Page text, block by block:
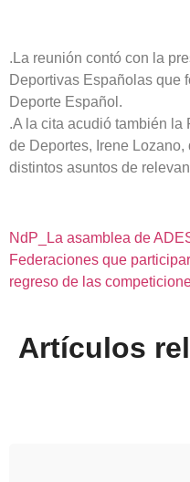
.La reunión contó con la
Deportivas Españolas que
Deporte Español.
.A la cita acudió también
de Deportes, Irene
distintos asuntos de
NdP_La asamblea de
Federaciones que
regreso de las
Artículos